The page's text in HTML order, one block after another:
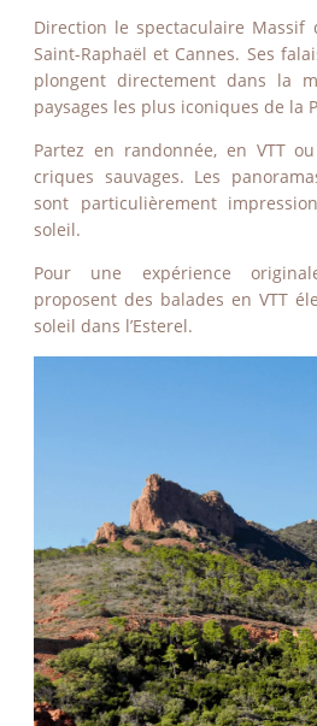
Direction le spectaculaire Massif
Saint-Raphaël et Cannes. Ses
plongent directement dans la
paysages les plus iconiques de la
Partez en randonnée, en VTT
criques sauvages. Les
sont particulièrement
soleil.
Pour une expérience
proposent des balades en VTT
soleil dans l’Esterel.